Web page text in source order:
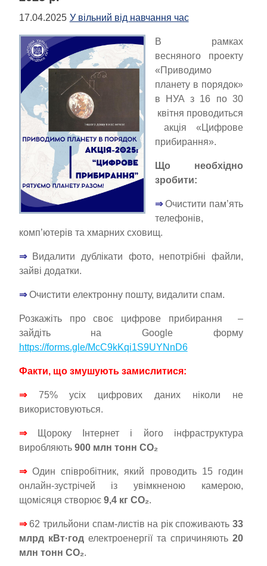
17.04.2025 У вільний від навчання час
В рамках
весняного проекту
«Приводимо
планету в порядок»
в НУА з 16 по 30
квітня проводиться
акція «Цифрове
прибирання».
Що необхідно
зробити:
⇒ Очистити пам’ять
телефонів,
комп’ютерів та хмарних сховищ.
⇒
Видалити дублікати фото, непотрібні файли,
зайві додатки.
⇒ Очистити електронну пошту, видалити спам.
Розкажіть про своє цифрове прибирання –
зайдіть на Google форму
https://forms.gle/McC9kKqi1S9UYNnD6
Факти, що змушують замислитися:
⇒ 75% усіх цифрових даних ніколи не
використовуються.
⇒
Щороку Інтернет і його інфраструктура
виробляють 900 млн тонн CO₂
⇒ Один співробітник, який проводить 15 годин
онлайн-зустрічей із увімкненою камерою,
щомісяця створює 9,4 кг CO₂.
⇒62 трильйони спам-листів на рік споживають 33
млрд кВт·год електроенергії та спричиняють20
млн тонн CO₂.